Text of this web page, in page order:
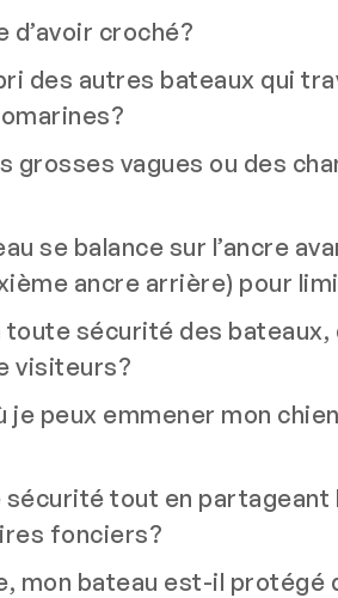
d’avoir croché?
des autres bateaux qui
grosses vagues ou des
se balance sur l’ancre
ancre arrière) pour
sécurité des bateaux,
visiteurs?
peux emmener mon
tout en partageant
fonciers?
mon bateau est-il protégé